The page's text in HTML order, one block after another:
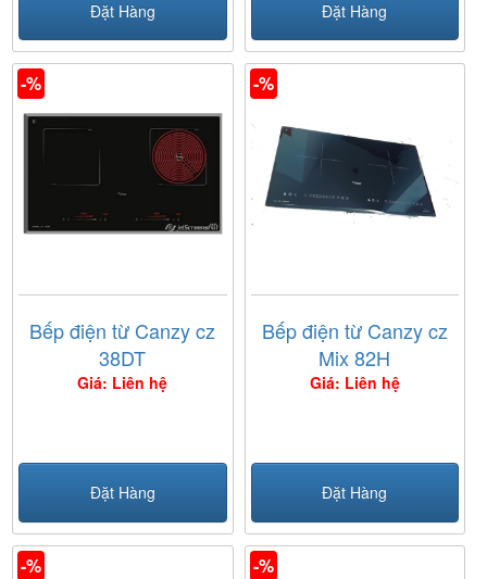
Đặt Hàng Đặt Hàng
-%
Bếp điện từ Canzy cz
38DT
Giá: Liên hệ
Đặt Hàng
-%
Bếp điện từ Canzy cz
Mix 82H
Giá: Liên hệ
Đặt Hàng
-% -%